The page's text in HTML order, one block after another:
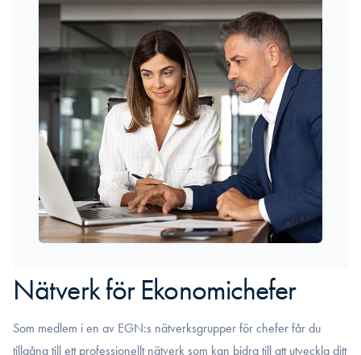
Nätverk för Ekonomichefer
Som medlem i en av EGN:s nätverksgrupper för chefer får du
tillgång till ett professionellt nätverk som kan bidra till att utveckla ditt